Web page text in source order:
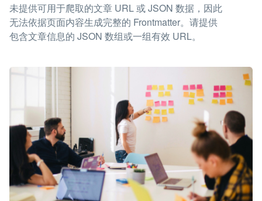
未提供可用于爬取的文章 URL 或 JSON 数据，因此
无法依据页面内容生成完整的 Frontmatter。请提供
包含文章信息的 JSON 数组或一组有效 URL。